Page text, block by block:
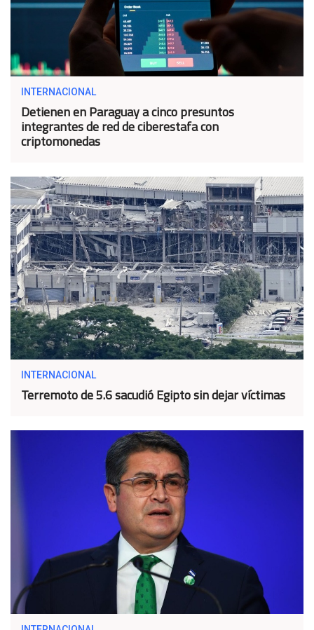
INTERNACIONAL
Detienen en Paraguay a cinco presuntos
integrantes de red de ciberestafa con
criptomonedas
INTERNACIONAL
Terremoto de 5.6 sacudió Egipto sin dejar víctimas